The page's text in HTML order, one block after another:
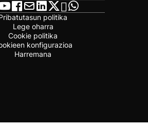
politika
Lege oharra
Cookie politika
konfigurazioa
Harremana